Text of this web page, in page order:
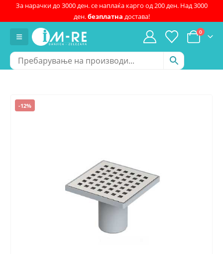
За нарачки до 3000 ден. се наплаќа карго од 200 ден. Над 3000
ден.безплатна достава!
0
-12%